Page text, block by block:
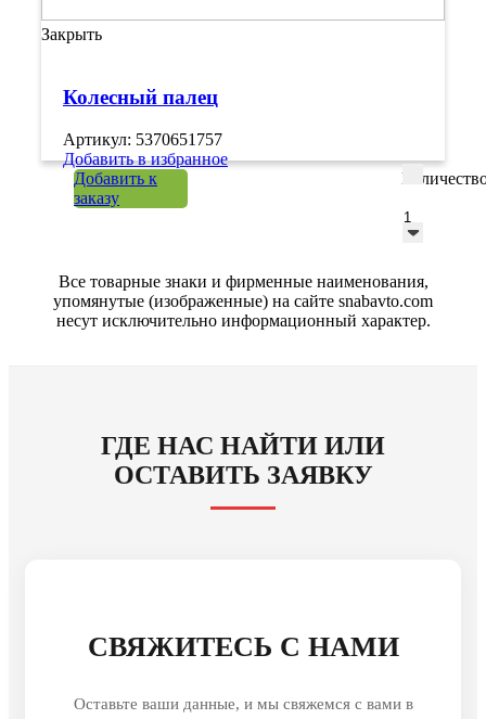
Закрыть
Колесный палец
Артикул: 5370651757
Добавить в избранное
Добавить к
заказу
Все товарные знаки и фирменные наименования,
упомянутые (изображенные) на сайте snabavto.com
несут исключительно информационный характер.
ГДЕ НАС НАЙТИ ИЛИ
ОСТАВИТЬ ЗАЯВКУ
СВЯЖИТЕСЬ С НАМИ
Оставьте ваши данные, и мы свяжемся с вами в